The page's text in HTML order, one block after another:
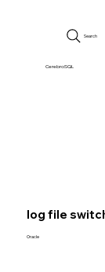
CerebroSQL
Search
log file
Oracle